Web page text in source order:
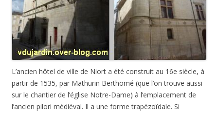
L’ancien hôtel de ville de Niort a été construit au 16e siècle, à
partir de 1535, par Mathurin Berthomé (que l’on trouve aussi
sur le chantier de l’église Notre-Dame) à l’emplacement de
l’ancien pilori médiéval. Il a une forme trapézoïdale. Si